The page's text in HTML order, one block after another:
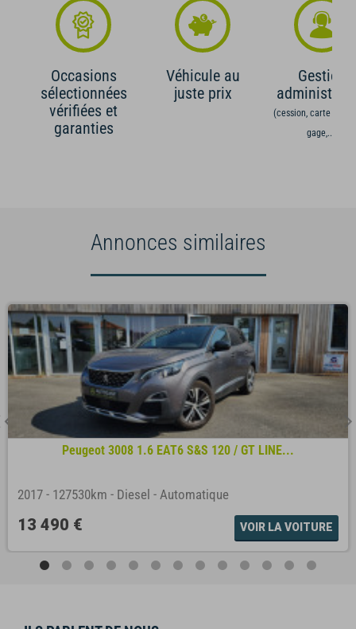
Occasions
sélectionnées
vérifiées et
garanties
Véhicule au
juste prix
Gestion
(cession, carte grise,
gage,...)
Annonces similaires
Peugeot 3008 1.6 EAT6 S&S 120 / GT LINE...
2017 - 127530km - Diesel - Automatique
13 490 € VOIR LA VOITURE